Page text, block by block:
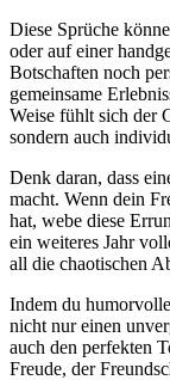
Diese Sprüche
oder auf einer
Botschaften noch
gemeinsame
Weise fühlt sich der
sondern auch
Denk daran, dass
macht. Wenn dein
hat, webe diese
ein weiteres Jahr
all die chaotischen
Indem du
nicht nur einen
auch den perfekten
Freude, der